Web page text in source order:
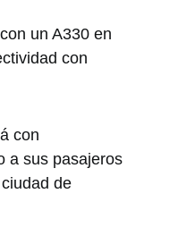
un A330 en
con
con
a sus pasajeros
de